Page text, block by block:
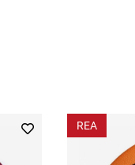
REA